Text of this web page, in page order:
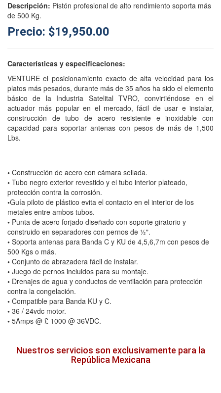
Descripción: Pistón profesional de alto rendimiento soporta más
de 500 Kg.
Precio: $19,950.00
Características y especificaciones:
VENTURE el posicionamiento exacto de alta velocidad para los
platos más pesados, durante más de 35 años ha sido el elemento
básico de la Industria Satelital TVRO, convirtiéndose en el
actuador más popular en el mercado, fácil de usar e instalar,
construcción de tubo de acero resistente e inoxidable con
capacidad para soportar antenas con pesos de más de 1,500
Lbs.
• Construcción de acero con cámara sellada.
• Tubo negro exterior revestido y el tubo interior plateado,
protección contra la corrosión.
•Guía piloto de plástico evita el contacto en el interior de los
metales entre ambos tubos.
• Punta de acero forjado diseñado con soporte giratorio y
construido en separadores con pernos de ½".
• Soporta antenas para Banda C y KU de 4,5,6,7m con pesos de
500 Kgs o más.
• Conjunto de abrazadera fácil de instalar.
• Juego de pernos incluidos para su montaje.
• Drenajes de agua y conductos de ventilación para protección
contra la congelación.
• Compatible para Banda KU y C.
• 36 / 24vdc motor.
• 5Amps @ £ 1000 @ 36VDC.
Nuestros servicios son exclusivamente para la
República Mexicana